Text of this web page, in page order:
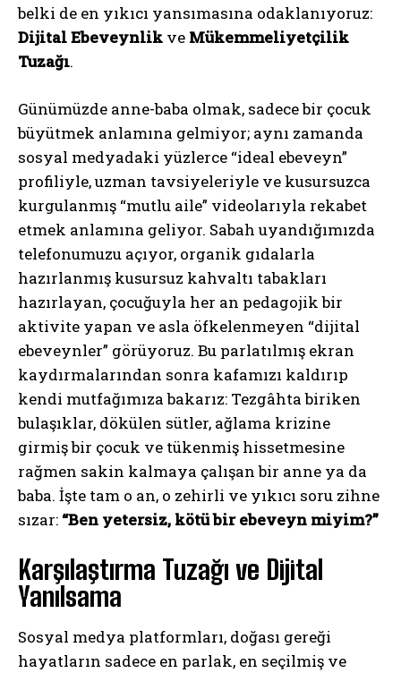
belki de en yıkıcı yansımasına odaklanıyoruz:
Dijital Ebeveynlik ve Mükemmeliyetçilik
Tuzağı.
Günümüzde anne-baba olmak, sadece bir çocuk
büyütmek anlamına gelmiyor; aynı zamanda
sosyal medyadaki yüzlerce “ideal ebeveyn”
profiliyle, uzman tavsiyeleriyle ve kusursuzca
kurgulanmış “mutlu aile” videolarıyla rekabet
etmek anlamına geliyor. Sabah uyandığımızda
telefonumuzu açıyor, organik gıdalarla
hazırlanmış kusursuz kahvaltı tabakları
hazırlayan, çocuğuyla her an pedagojik bir
aktivite yapan ve asla öfkelenmeyen “dijital
ebeveynler” görüyoruz. Bu parlatılmış ekran
kaydırmalarından sonra kafamızı kaldırıp
kendi mutfağımıza bakarız: Tezgâhta biriken
bulaşıklar, dökülen sütler, ağlama krizine
girmiş bir çocuk ve tükenmiş hissetmesine
rağmen sakin kalmaya çalışan bir anne ya da
baba. İşte tam o an, o zehirli ve yıkıcı soru zihne
sızar: “Ben yetersiz, kötü bir ebeveyn miyim?”
Karşılaştırma Tuzağı ve Dijital
Yanılsama
Sosyal medya platformları, doğası gereği
hayatların sadece en parlak, en seçilmiş ve